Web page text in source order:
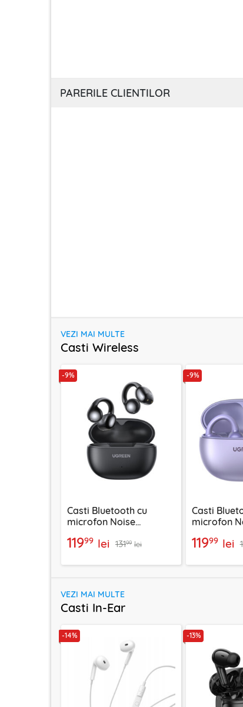
PARERILE CLIENTILOR
VEZI MAI MULTE
Casti Wireless
-9%
Casti Bluetooth cu
microfon Noise
negru, 45785
11999 lei 13199 lei
-9%
Casti
microfon
55430
11999 lei
VEZI MAI MULTE
Casti In-Ear
-14% -13%